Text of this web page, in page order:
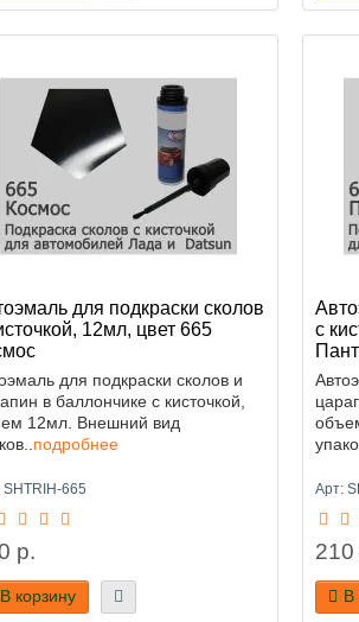
для подкраски сколов
12мл, цвет 665
для подкраски сколов и
в баллончике с кисточкой,
12мл. Внешний вид
подробнее
SHTRIH-665
р.
В корзину
с
Арт:
210
В